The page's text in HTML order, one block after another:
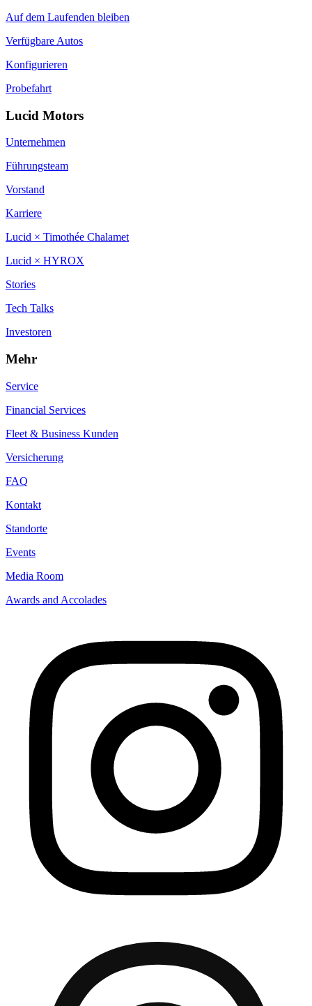
Auf dem Laufenden bleiben
Verfügbare Autos
Konfigurieren
Probefahrt
Lucid Motors
Unternehmen
Führungsteam
Vorstand
Karriere
Lucid × Timothée Chalamet
Lucid × HYROX
Stories
Tech Talks
Investoren
Mehr
Service
Financial Services
Fleet & Business Kunden
Versicherung
FAQ
Kontakt
Standorte
Events
Media Room
Awards and Accolades